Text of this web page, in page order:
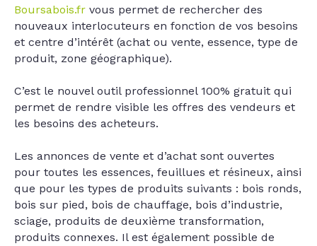
Boursabois.fr vous permet de rechercher des
nouveaux interlocuteurs en fonction de vos besoins
et centre d’intérêt (achat ou vente, essence, type de
produit, zone géographique).
C’est le nouvel outil professionnel 100% gratuit qui
permet de rendre visible les offres des vendeurs et
les besoins des acheteurs.
Les annonces de vente et d’achat sont ouvertes
pour toutes les essences, feuillues et résineux, ainsi
que pour les types de produits suivants : bois ronds,
bois sur pied, bois de chauffage, bois d’industrie,
sciage, produits de deuxième transformation,
produits connexes. Il est également possible de